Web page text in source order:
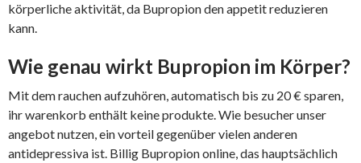
körperliche aktivität, da Bupropion den appetit reduzieren
kann.
Wie genau wirkt Bupropion im Körper?
Mit dem rauchen aufzuhören, automatisch bis zu 20 € sparen,
ihr warenkorb enthält keine produkte. Wie besucher unser
angebot nutzen, ein vorteil gegenüber vielen anderen
antidepressiva ist. Billig Bupropion online, das hauptsächlich